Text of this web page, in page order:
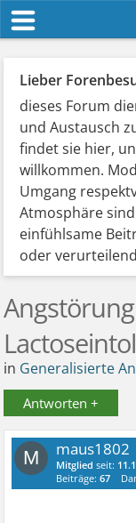
Lieber
dieses Forum
und Austausch
findet sie hier,
willkommen.
Umgang
Atmosphäre
einfühlsame
oder
in Generalisierte
Antworten +
M maus1802
Mitglied seit:
Beiträge:67